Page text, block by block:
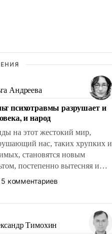
Андреева
психотравмы разрушает и
и народ
на этот жестокий мир,
нас, таких хрупких и
становятся новым
постепенно вытесняя и
традиционное требование к
– быть мужественным и
ответственность, помогать
идти вперед и
5 комментариев
Тимохин